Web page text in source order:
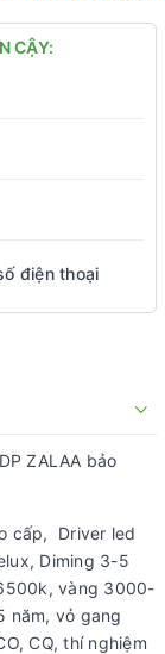
CẬY:
điện thoại
ZALAA bảo
cấp, Driver led
Diming 3-5
vàng 3000-
năm, vỏ gang
CQ, thí nghiệm